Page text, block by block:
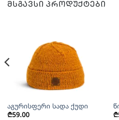
ᲛᲡᲒᲐᲕᲡᲘ ᲞᲠᲝᲓᲣᲥᲢᲔᲑᲘ
აგურისფერი სადა ქუდი
₾59.00
₾